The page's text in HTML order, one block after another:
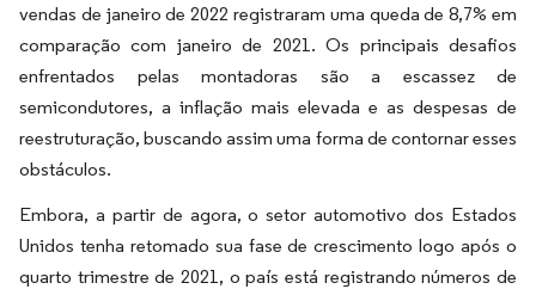
vendas de janeiro de 2022 registraram uma queda de 8,7% em
comparação com janeiro de 2021. Os principais desafios
enfrentados pelas montadoras são a escassez de
semicondutores, a inflação mais elevada e as despesas de
reestruturação, buscando assim uma forma de contornar esses
obstáculos.
Embora, a partir de agora, o setor automotivo dos Estados
Unidos tenha retomado sua fase de crescimento logo após o
quarto trimestre de 2021, o país está registrando números de